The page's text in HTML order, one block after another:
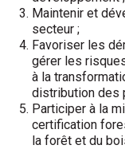
Maintenir et
secteur ;
Favoriser les
gérer les
à la
distribution des
Participer à la
certification
la forêt et du